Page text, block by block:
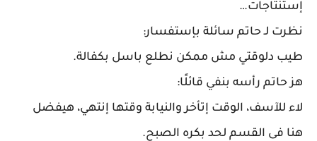
إستنتاجات…
نظرت لـ حاتم سائلة بإستفسار:
طيب دلوقتي مش ممكن نطلع باسل بكفالة.
هز حاتم رأسه بنفي قائلًا:
لاء للآسف، الوقت إتأخر والنيابة وقتها إنتهي، هيفضل
هنا فى القسم لحد بكره الصبح.